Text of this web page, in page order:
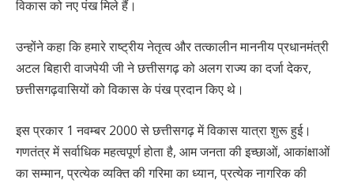
विकास को नए पंख मिले हैं।
उन्होंने कहा कि हमारे राष्ट्रीय नेतृत्व और तत्कालीन माननीय प्रधानमंत्री
अटल बिहारी वाजपेयी जी ने छत्तीसगढ़ को अलग राज्य का दर्जा देकर,
छत्तीसगढ़वासियों को विकास के पंख प्रदान किए थे।
इस प्रकार 1 नवम्बर 2000 से छत्तीसगढ़ में विकास यात्रा शुरू हुई।
गणतंत्र में सर्वाधिक महत्वपूर्ण होता है, आम जनता की इच्छाओं, आकांक्षाओं
का सम्मान, प्रत्येक व्यक्ति की गरिमा का ध्यान, प्रत्येक नागरिक की